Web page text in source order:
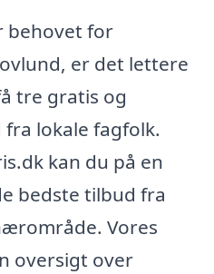
behovet for
er det lettere
tre gratis og
lokale fagfolk.
kan du på en
bedste tilbud fra
Vores
oversigt over